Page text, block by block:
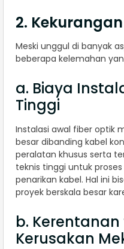
2.
Meski unggul di banyak
beberapa kelemahan
a. Biaya
Tinggi
Instalasi awal fiber optik
besar dibanding kabel
peralatan khusus serta
teknis tinggi untuk
penarikan kabel. Hal ini
proyek berskala besar
b.
Kerusakan